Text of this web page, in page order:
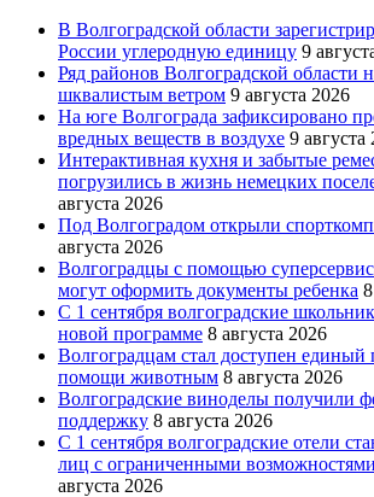
В Волгоградской области
России углеродную единицу 9
Ряд районов Волгоградской области
шквалистым ветром 9 августа 2026
На юге Волгограда зафиксировано
вредных веществ в воздухе 9 августа
Интерактивная кухня и забытые
погрузились в жизнь немецких
августа 2026
Под Волгоградом открыли
августа 2026
Волгоградцы с помощью
могут оформить документы ребенка
С 1 сентября волгоградские
новой программе 8 августа 2026
Волгоградцам стал доступен единый
помощи животным 8 августа 2026
Волгоградские виноделы получили
поддержку 8 августа 2026
С 1 сентября волгоградские отели
лиц с ограниченными
августа 2026